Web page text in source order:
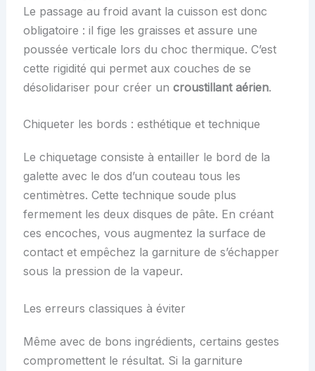
Le passage au froid avant la cuisson est donc
obligatoire : il fige les graisses et assure une
poussée verticale lors du choc thermique. C’est
cette rigidité qui permet aux couches de se
désolidariser pour créer un croustillant aérien.
Chiqueter les bords : esthétique et technique
Le chiquetage consiste à entailler le bord de la
galette avec le dos d’un couteau tous les
centimètres. Cette technique soude plus
fermement les deux disques de pâte. En créant
ces encoches, vous augmentez la surface de
contact et empêchez la garniture de s’échapper
sous la pression de la vapeur.
Les erreurs classiques à éviter
Même avec de bons ingrédients, certains gestes
compromettent le résultat. Si la garniture